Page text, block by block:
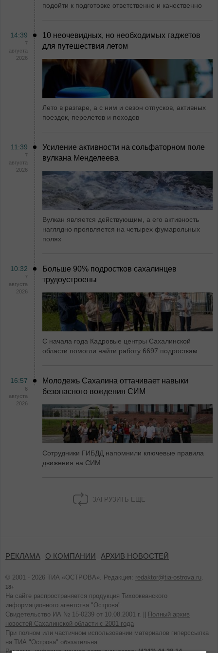
подойти к подготовке ответственно и качественно
14:39
7
августа
2026
10 неочевидных, но необходимых гаджетов
для путешествия летом
Лето в разгаре, а с ним и сезон отпусков, активных
поездок, перелетов и походов
11:39
7
августа
2026
Усиление активности на сольфаторном поле
вулкана Менделеева
Вулкан является действующим, а его активность
наглядно проявляется на четырех фумарольных
полях
10:32
7
августа
2026
Больше 90% подростков сахалинцев
трудоустроены
С начала года Кадровые центры Сахалинской
области помогли найти работу 6697 подросткам
16:57
6
августа
2026
Молодежь Сахалина оттачивает навыки
безопасного вождения СИМ
Сотрудники ГИБДД напомнили ключевые правила
движения на СИМ
ЗАГРУЗИТЬ ЕЩЕ
РЕКЛАМА О КОМПАНИИ АРХИВ НОВОСТЕЙ
© 2001 - 2026 ТИА «ОСТРОВА». Редакция: redaktor@tia-ostrova.ru.
18+
На сайте распространяется продукция Тихоокеанского
информационного агентства "Острова".
Свидетельство ИА № 15-0239 от 10.08.2001 г. ||
Полный архив
новостей Сахалинской области с 2001 года
При полном или частичном использовании материалов гиперссылка
на ТИА "Острова" обязательна.
Реклама, информационное сотрудничество:(4242) 44-28-14.